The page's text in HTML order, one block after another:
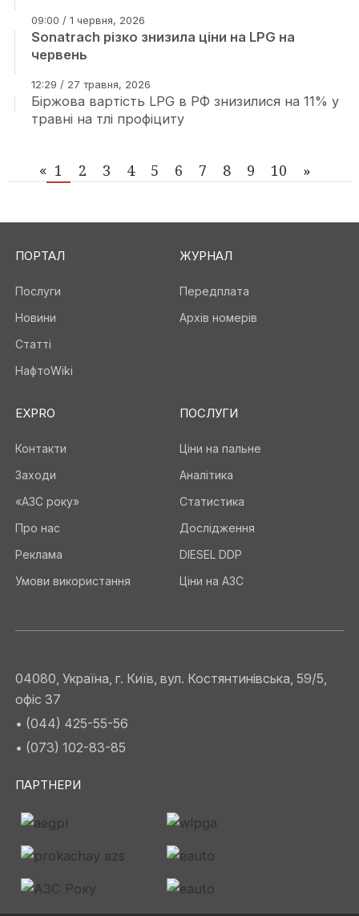
09:00 / 1 червня, 2026
Sonatrach різко знизила ціни на LPG на
червень
12:29 / 27 травня, 2026
Біржова вартість LPG в РФ знизилися на 11% у
травні на тлі профіциту
« 1 2 3 4 5 6 7 8 9 10 »
ПОРТАЛ
Послуги
Новини
Статті
НафтоWiki
ЖУРНАЛ
Передплата
Архів номерів
EXPRO
Контакти
Заходи
«АЗС року»
Про нас
Реклама
Умови використання
ПОСЛУГИ
Ціни на пальне
Аналітика
Статистика
Дослідження
DIESEL DDP
Ціни на АЗС
04080, Україна, г. Київ, вул. Костянтинівська, 59/5,
офіс 37
• (044) 425-55-56
• (073) 102-83-85
ПАРТНЕРИ